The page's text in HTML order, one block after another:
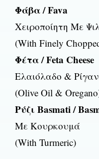
Φάβα / Fava
Χειροποίητη Με
(With Finely
Φέτα / Feta Cheese
Ελαιόλαδο &
(Olive Oil &
Ρύζι Basmati /
Με Κουρκουμά
(With Turmeric)